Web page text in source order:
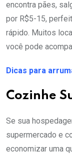
encontra pães,
por R$5-15,
rápido. Muitos
você pode
Dicas para
Cozinhe
Se sua
supermercado e
economizar uma